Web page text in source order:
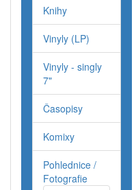
Knihy
Vinyly (LP)
Vinyly - singly
7"
Časopisy
Komixy
Pohlednice /
Fotografie